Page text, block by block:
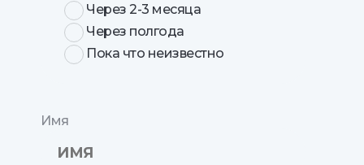
Через 2-3 месяца
Через полгода
Пока что неизвестно
Имя